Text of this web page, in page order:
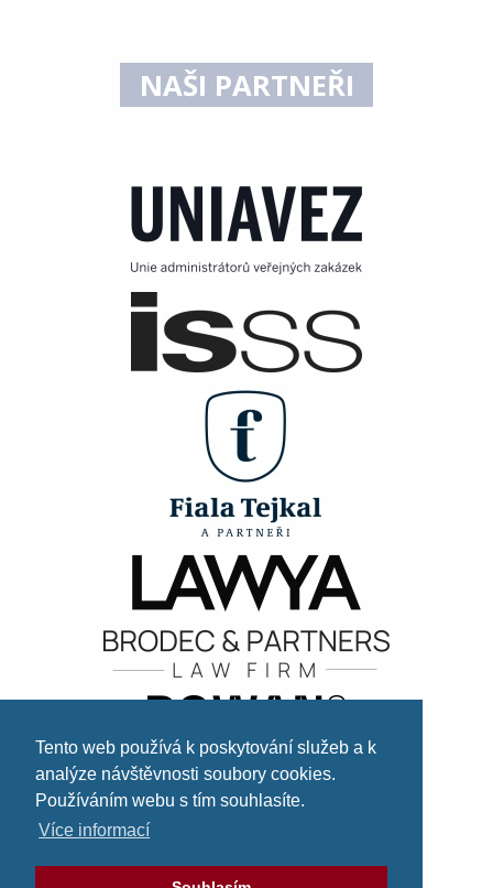
Tento web používá k poskytování služeb a k
analýze návštěvnosti soubory cookies.
Používáním webu s tím souhlasíte.
Více informací
NAŠI PARTNEŘI